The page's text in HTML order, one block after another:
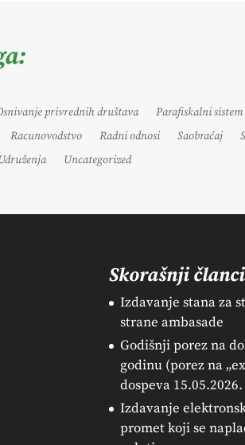
privrednih društava Parafiskalni sistem
Racunovodstvo Radni odnosi Saobraćaj
Uncategorized
Skorašnji
Izdavanje stana za
strane ambasade
Godišnji porez na
godinu (porez na
dospeva
Izdavanje
promet koji se